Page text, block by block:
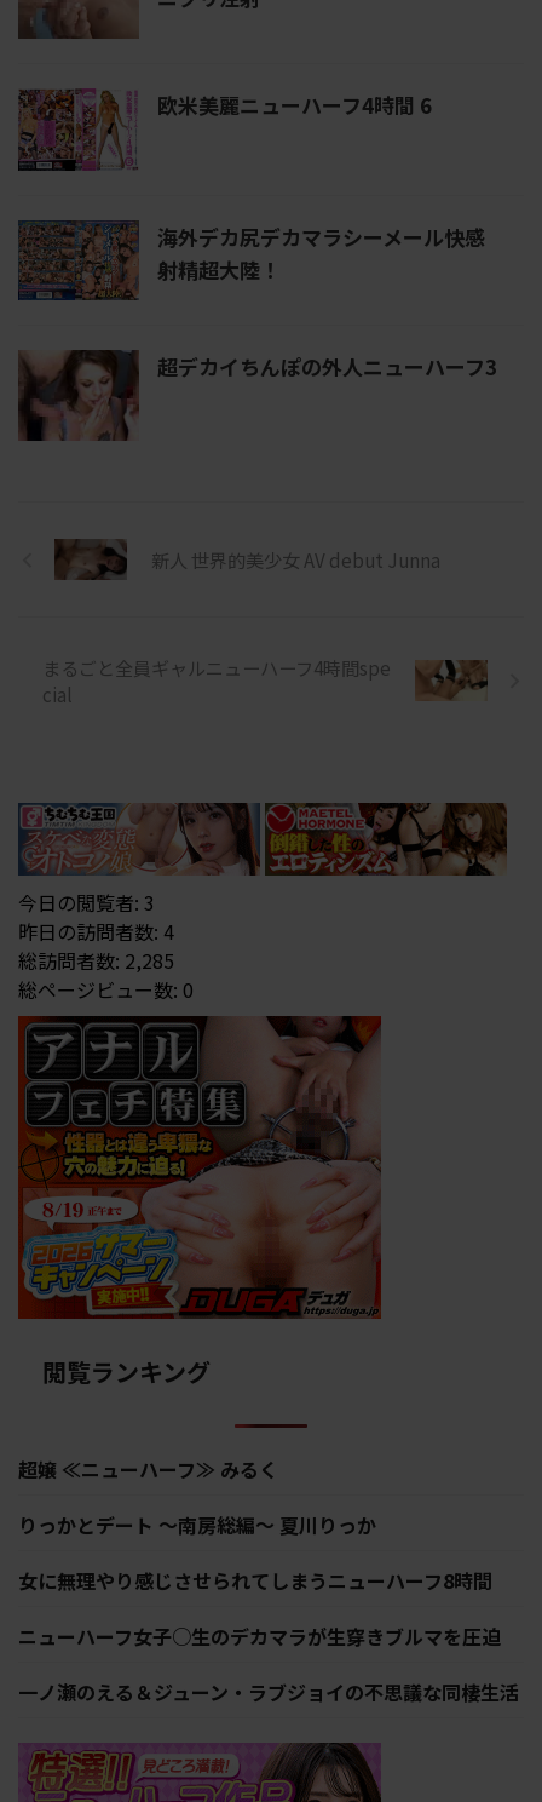
欧米美麗ニューハーフ4時間 6
海外デカ尻デカマラシーメール快感
射精超大陸！
超デカイちんぽの外人ニューハーフ3
新人 世界的美少女 AV debut Junna
まるごと全員ギャルニューハーフ4時間spe
cial
今日の閲覧者: 3
昨日の訪問者数: 4
総訪問者数: 2,285
総ページビュー数: 0
閲覧ランキング
超嬢 ≪ニューハーフ≫ みるく
りっかとデート ～南房総編～ 夏川りっか
女に無理やり感じさせられてしまうニューハーフ8時間
ニューハーフ女子○生のデカマラが生穿きブルマを圧迫
一ノ瀬のえる＆ジューン・ラブジョイの不思議な同棲生活